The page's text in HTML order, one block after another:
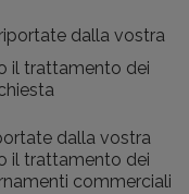
dalla vostra
il trattamento dei
dalla vostra
il trattamento dei
commerciali